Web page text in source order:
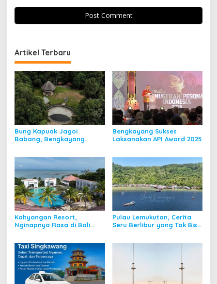
Artikel Terbaru
Bung Kapuak Jagoi
Babang, Bengkayang
Bengkayang Sukses
Laksanakan API Award 2025
Kahyangan Resort,
Nginapnya Rasa di Bali
Pulau Lemukutan, Cerita
Seru Berlibur yang Tak Bisa